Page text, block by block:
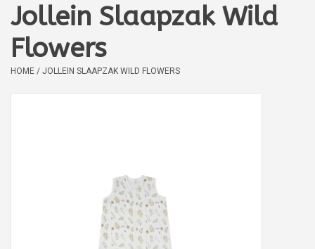
Verzorging
Boekjes
Jollein Slaapzak Wild
Flowers
HOME / JOLLEIN SLAAPZAK WILD FLOWERS